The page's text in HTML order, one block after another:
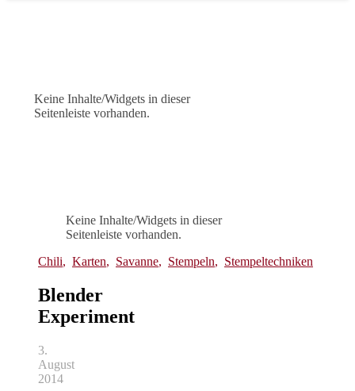
Keine Inhalte/Widgets in dieser
Seitenleiste vorhanden.
Keine Inhalte/Widgets in dieser
Seitenleiste vorhanden.
Chili, Karten, Savanne, Stempeln, Stempeltechniken
Blender
Experiment
3.
August
2014